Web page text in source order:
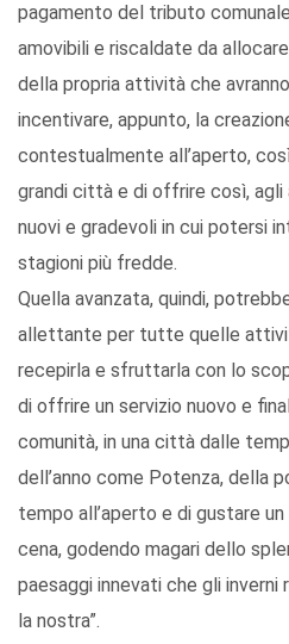
pagamento del tributo
amovibili e riscaldate da
della propria attività che
incentivare, appunto, la
contestualmente all’aperto,
grandi città e di offrire così,
nuovi e gradevoli in cui potersi
stagioni più fredde.
Quella avanzata, quindi,
allettante per tutte quelle
recepirla e sfruttarla con lo
di offrire un servizio nuovo e
comunità, in una città dalle
dell’anno come Potenza, della
tempo all’aperto e di gustare
cena, godendo magari dello
paesaggi innevati che gli
la nostra”.